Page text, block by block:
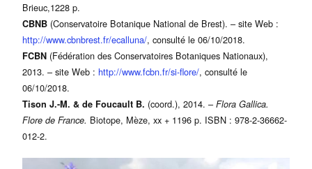
Brieuc,1228 p.
CBNB (Conservatoire Botanique National de Brest). – site Web :
http://www.cbnbrest.fr/ecalluna/, consulté le 06/10/2018.
FCBN (Fédération des Conservatoires Botaniques Nationaux),
2013. – site Web : http://www.fcbn.fr/si-flore/, consulté le
06/10/2018.
Tison J.-M. & de Foucault B. (coord.), 2014. – Flora Gallica.
Flore de France. Biotope, Mèze, xx + 1196 p. ISBN : 978-2-36662-
012-2.